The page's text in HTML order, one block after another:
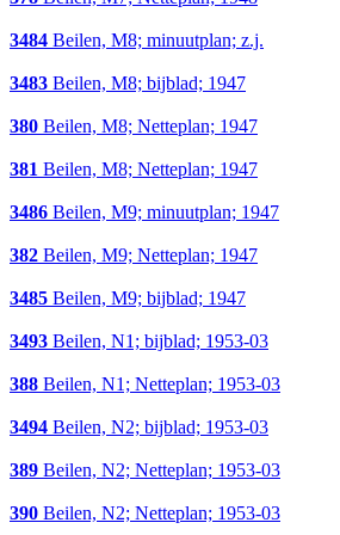
3484 Beilen, M8; minuutplan; z.j.
3483 Beilen, M8; bijblad; 1947
380 Beilen, M8; Netteplan; 1947
381 Beilen, M8; Netteplan; 1947
3486 Beilen, M9; minuutplan; 1947
382 Beilen, M9; Netteplan; 1947
3485 Beilen, M9; bijblad; 1947
3493 Beilen, N1; bijblad; 1953-03
388 Beilen, N1; Netteplan; 1953-03
3494 Beilen, N2; bijblad; 1953-03
389 Beilen, N2; Netteplan; 1953-03
390 Beilen, N2; Netteplan; 1953-03